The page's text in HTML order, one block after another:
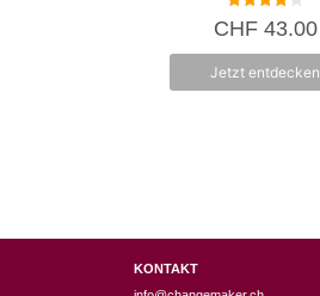
4.00
von 5
CHF43.00
Jetzt entdecken
KONTAKT